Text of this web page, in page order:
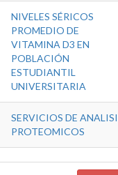
NIVELES SÉRICOS
PROMEDIO DE
VITAMINA D3 EN
POBLACIÓN
ESTUDIANTIL
UNIVERSITARIA
SERVICIOS DE
PROTEOMICOS